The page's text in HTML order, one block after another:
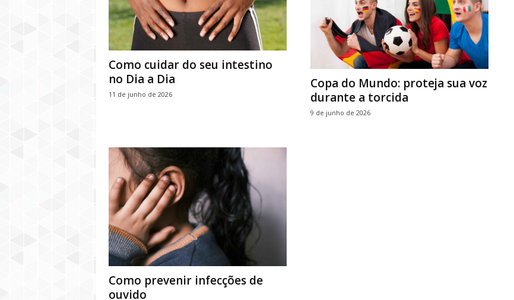
Como cuidar do seu intestino
no Dia a Dia
11 de junho de 2026
Copa do Mundo: proteja sua voz
durante a torcida
9 de junho de 2026
Como prevenir infecções de
ouvido